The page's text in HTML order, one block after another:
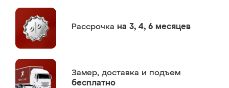
Рассрочка на 3, 4, 6 месяцев
Замер, доставка и подъем
бесплатно